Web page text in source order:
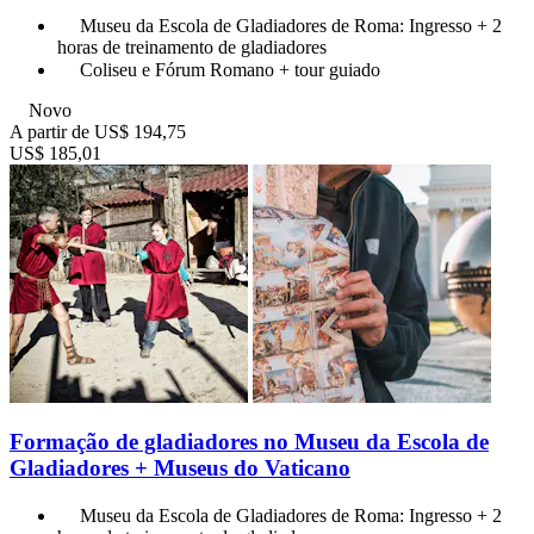
Museu da Escola de Gladiadores de Roma: Ingresso + 2
horas de treinamento de gladiadores
Coliseu e Fórum Romano + tour guiado
Novo
A partir de US$ 194,75
US$ 185,01
Formação de gladiadores no Museu da Escola de
Gladiadores + Museus do Vaticano
Museu da Escola de Gladiadores de Roma: Ingresso + 2